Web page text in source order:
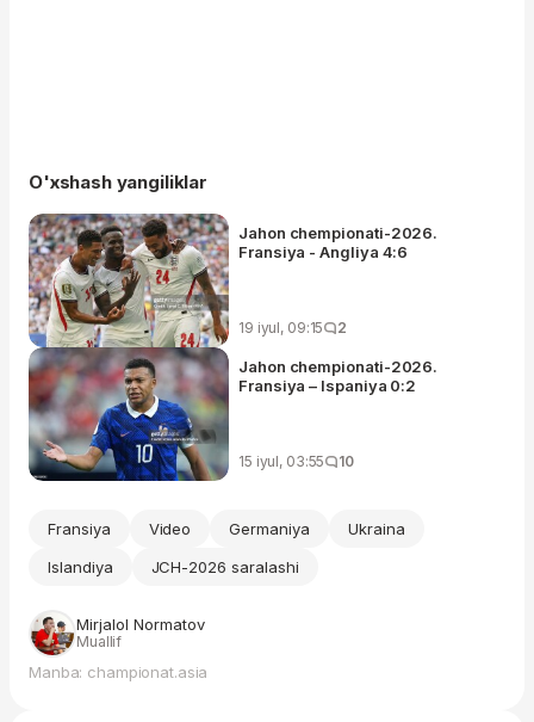
O'xshash yangiliklar
Jahon chempionati-2026.
Fransiya - Angliya 4:6
19 iyul, 09:15 2
Jahon chempionati-2026.
Fransiya – Ispaniya 0:2
15 iyul, 03:55 10
Fransiya Video Germaniya
Ukraina
Islandiya
JCH-2026 saralashi
Mirjalol Normatov
Muallif
Manba: championat.asia